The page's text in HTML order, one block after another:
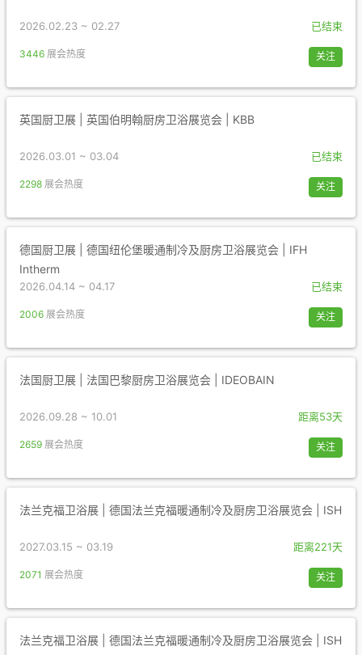
2026.02.23 ~ 02.27 已结束
3446 展会热度 关注
英国厨卫展 | 英国伯明翰厨房卫浴展览会 | KBB
2026.03.01 ~ 03.04 已结束
2298 展会热度 关注
德国厨卫展 | 德国纽伦堡暖通制冷及厨房卫浴展览会 | IFH
Intherm
2026.04.14 ~ 04.17 已结束
2006 展会热度 关注
法国厨卫展 | 法国巴黎厨房卫浴展览会 | IDEOBAIN
2026.09.28 ~ 10.01 距离53天
2659 展会热度 关注
法兰克福卫浴展 | 德国法兰克福暖通制冷及厨房卫浴展览会 | ISH
2027.03.15 ~ 03.19 距离221天
2071 展会热度 关注
法兰克福卫浴展 | 德国法兰克福暖通制冷及厨房卫浴展览会 | ISH